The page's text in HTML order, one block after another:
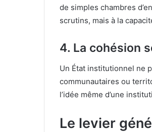
de simples chambres
scrutins, mais à la
4. La cohésion
Un État institutionnel ne
communautaires ou
l’idée même d’une
Le levier